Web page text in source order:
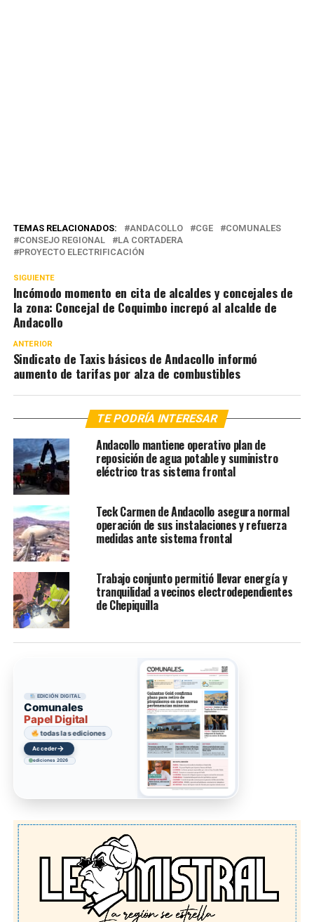
TEMAS RELACIONADOS: ANDACOLLO CGE
COMUNALES
CONSEJO REGIONAL
LA CORTADERA
PROYECTO ELECTRIFICACIÓN
SIGUIENTE
Incómodo momento en cita de alcaldes y concejales de
la zona: Concejal de Coquimbo increpó al alcalde de
Andacollo
ANTERIOR
Sindicato de Taxis básicos de Andacollo informó
aumento de tarifas por alza de combustibles
TE PODRÍA INTERESAR
Andacollo mantiene operativo plan de
reposición de agua potable y suministro
eléctrico tras sistema frontal
Teck Carmen de Andacollo asegura normal
operación de sus instalaciones y refuerza
medidas ante sistema frontal
Trabajo conjunto permitió llevar energía y
tranquilidad a vecinos electrodependientes
de Chepiquilla
EDICIÓN DIGITAL
Comunales
Papel Digital
todas las ediciones
Acceder→
ediciones 2026